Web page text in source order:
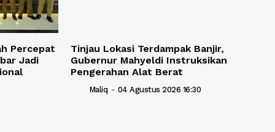
Percepat
Jadi
Tinjau Lokasi Terdampak Banjir,
Gubernur Mahyeldi Instruksikan
Pengerahan Alat Berat
Maliq - 04 Agustus 2026 16:30